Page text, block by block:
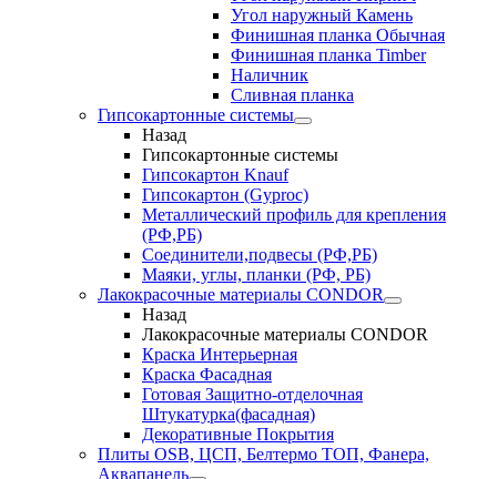
Угол наружный Камень
Финишная планка Обычная
Финишная планка Timber
Наличник
Сливная планка
Гипсокартонные системы
Назад
Гипсокартонные системы
Гипсокартон Knauf
Гипсокартон (Gyproc)
Металлический профиль для крепления
(РФ,РБ)
Соединители,подвесы (РФ,РБ)
Маяки, углы, планки (РФ, РБ)
Лакокрасочные материалы CONDOR
Назад
Лакокрасочные материалы CONDOR
Краска Интерьерная
Краска Фасадная
Готовая Защитно-отделочная
Штукатурка(фасадная)
Декоративные Покрытия
Плиты OSB, ЦСП, Белтермо ТОП, Фанера,
Аквапанель